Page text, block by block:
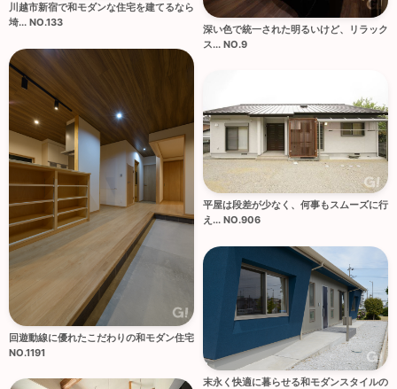
川越市新宿で和モダンな住宅を建てるなら
埼... NO.133
深い色で統一された明るいけど、リラック
ス... NO.9
回遊動線に優れたこだわりの和モダン住宅
NO.1191
平屋は段差が少なく、何事もスムーズに行
え... NO.906
末永く快適に暮らせる和モダンスタイルの